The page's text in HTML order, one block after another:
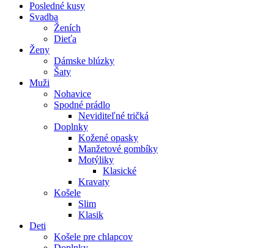
Posledné kusy
Svadba
Ženích
Dieťa
Ženy
Dámske blúzky
Šaty
Muži
Nohavice
Spodné prádlo
Neviditeľné tričká
Doplnky
Kožené opasky
Manžetové gombíky
Motýliky
Klasické
Kravaty
Košele
Slim
Klasik
Deti
Košele pre chlapcov